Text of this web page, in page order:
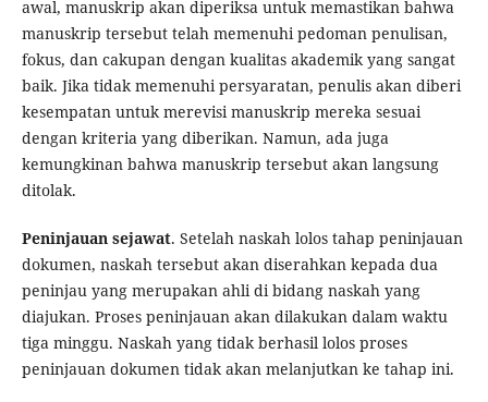
awal, manuskrip akan diperiksa untuk memastikan bahwa
manuskrip tersebut telah memenuhi pedoman penulisan,
fokus, dan cakupan dengan kualitas akademik yang sangat
baik. Jika tidak memenuhi persyaratan, penulis akan diberi
kesempatan untuk merevisi manuskrip mereka sesuai
dengan kriteria yang diberikan. Namun, ada juga
kemungkinan bahwa manuskrip tersebut akan langsung
ditolak.
Peninjauan sejawat. Setelah naskah lolos tahap peninjauan
dokumen, naskah tersebut akan diserahkan kepada dua
peninjau yang merupakan ahli di bidang naskah yang
diajukan. Proses peninjauan akan dilakukan dalam waktu
tiga minggu. Naskah yang tidak berhasil lolos proses
peninjauan dokumen tidak akan melanjutkan ke tahap ini.